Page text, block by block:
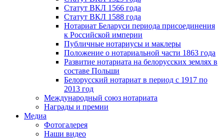
Статут ВКЛ 1566 года
Статут ВКЛ 1588 года
Нотариат Беларуси периода присоединения
к Российской империи
Публичные нотариусы и маклеры
Положение о нотариальной части 1863 года
Развитие нотариата на белорусских землях в
составе Польши
Белорусский нотариат в период с 1917 по
2013 год
Международный союз нотариата
Награды и премии
Медиа
Фотогалерея
Наши видео